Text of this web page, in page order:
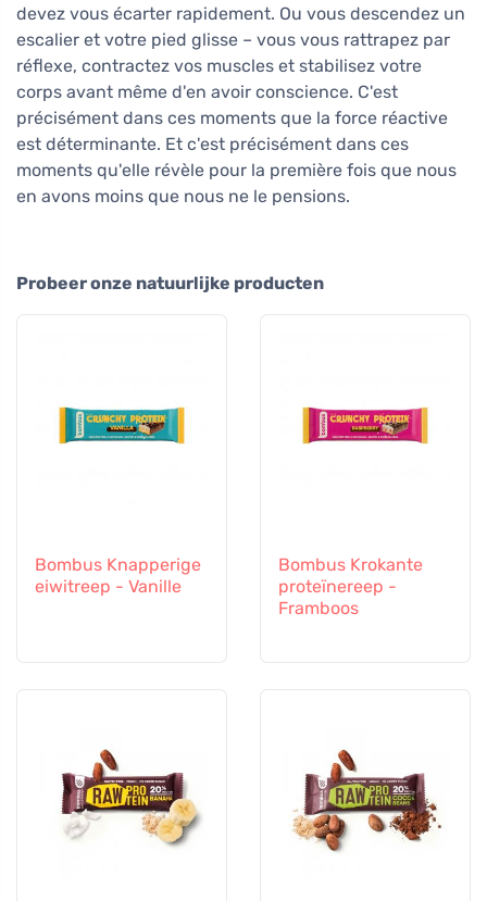
devez vous écarter rapidement. Ou vous descendez un
escalier et votre pied glisse – vous vous rattrapez par
réflexe, contractez vos muscles et stabilisez votre
corps avant même d'en avoir conscience. C'est
précisément dans ces moments que la force réactive
est déterminante. Et c'est précisément dans ces
moments qu'elle révèle pour la première fois que nous
en avons moins que nous ne le pensions.
Probeer onze natuurlijke producten
Bombus Knapperige
eiwitreep - Vanille
Bombus Krokante
proteïnereep -
Framboos